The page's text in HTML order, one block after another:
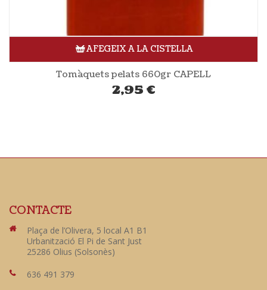
AFEGEIX A LA CISTELLA
Tomàquets pelats 660gr CAPELL
2,95 €
CONTACTE
Plaça de l’Olivera, 5 local A1 B1
Urbanització El Pi de Sant Just
25286 Olius (Solsonès)
636 491 379